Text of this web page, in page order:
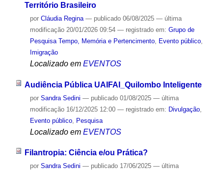
Território Brasileiro
por Cláudia Regina — publicado06/08/2025 — última
modificação20/01/2026 09:54 — registrado em: Grupo de
Pesquisa Tempo, Memória e Pertencimento, Evento público,
Imigração
Localizado em EVENTOS
Audiência Pública UAIFAI_Quilombo Inteligente
por Sandra Sedini — publicado01/08/2025 — última
modificação16/12/2025 12:00 — registrado em: Divulgação,
Evento público, Pesquisa
Localizado em EVENTOS
Filantropia: Ciência e/ou Prática?
por Sandra Sedini — publicado17/06/2025 — última